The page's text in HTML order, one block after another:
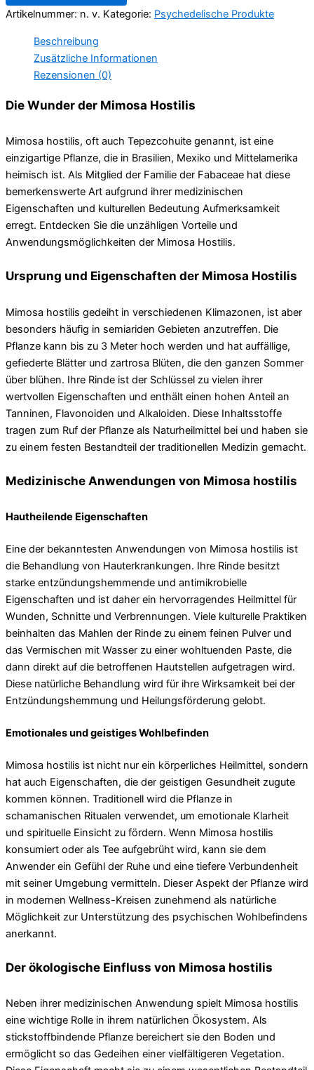
Artikelnummer: n. v. Kategorie: Psychedelische Produkte
Beschreibung
Zusätzliche Informationen
Rezensionen (0)
Die Wunder der Mimosa Hostilis
Mimosa hostilis, oft auch Tepezcohuite genannt, ist eine
einzigartige Pflanze, die in Brasilien, Mexiko und Mittelamerika
heimisch ist. Als Mitglied der Familie der Fabaceae hat diese
bemerkenswerte Art aufgrund ihrer medizinischen
Eigenschaften und kulturellen Bedeutung Aufmerksamkeit
erregt. Entdecken Sie die unzähligen Vorteile und
Anwendungsmöglichkeiten der Mimosa Hostilis.
Ursprung und Eigenschaften der Mimosa Hostilis
Mimosa hostilis gedeiht in verschiedenen Klimazonen, ist aber
besonders häufig in semiariden Gebieten anzutreffen. Die
Pflanze kann bis zu 3 Meter hoch werden und hat auffällige,
gefiederte Blätter und zartrosa Blüten, die den ganzen Sommer
über blühen. Ihre Rinde ist der Schlüssel zu vielen ihrer
wertvollen Eigenschaften und enthält einen hohen Anteil an
Tanninen, Flavonoiden und Alkaloiden. Diese Inhaltsstoffe
tragen zum Ruf der Pflanze als Naturheilmittel bei und haben sie
zu einem festen Bestandteil der traditionellen Medizin gemacht.
Medizinische Anwendungen von Mimosa hostilis
Hautheilende Eigenschaften
Eine der bekanntesten Anwendungen von Mimosa hostilis ist
die Behandlung von Hauterkrankungen. Ihre Rinde besitzt
starke entzündungshemmende und antimikrobielle
Eigenschaften und ist daher ein hervorragendes Heilmittel für
Wunden, Schnitte und Verbrennungen. Viele kulturelle Praktiken
beinhalten das Mahlen der Rinde zu einem feinen Pulver und
das Vermischen mit Wasser zu einer wohltuenden Paste, die
dann direkt auf die betroffenen Hautstellen aufgetragen wird.
Diese natürliche Behandlung wird für ihre Wirksamkeit bei der
Entzündungshemmung und Heilungsförderung gelobt.
Emotionales und geistiges Wohlbefinden
Mimosa hostilis ist nicht nur ein körperliches Heilmittel, sondern
hat auch Eigenschaften, die der geistigen Gesundheit zugute
kommen können. Traditionell wird die Pflanze in
schamanischen Ritualen verwendet, um emotionale Klarheit
und spirituelle Einsicht zu fördern. Wenn Mimosa hostilis
konsumiert oder als Tee aufgebrüht wird, kann sie dem
Anwender ein Gefühl der Ruhe und eine tiefere Verbundenheit
mit seiner Umgebung vermitteln. Dieser Aspekt der Pflanze wird
in modernen Wellness-Kreisen zunehmend als natürliche
Möglichkeit zur Unterstützung des psychischen Wohlbefindens
anerkannt.
Der ökologische Einfluss von Mimosa hostilis
Neben ihrer medizinischen Anwendung spielt Mimosa hostilis
eine wichtige Rolle in ihrem natürlichen Ökosystem. Als
stickstoffbindende Pflanze bereichert sie den Boden und
ermöglicht so das Gedeihen einer vielfältigeren Vegetation.